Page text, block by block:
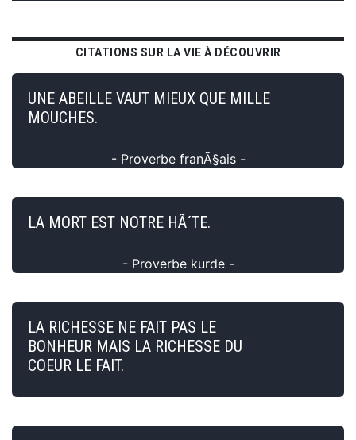
CITATIONS SUR LA VIE À DÉCOUVRIR
UNE ABEILLE VAUT MIEUX QUE MILLE
MOUCHES.
- Proverbe franÃ§ais -
LA MORT EST NOTRE HÃ´TE.
- Proverbe kurde -
LA RICHESSE NE FAIT PAS LE
BONHEUR MAIS LA RICHESSE DU
COEUR LE FAIT.